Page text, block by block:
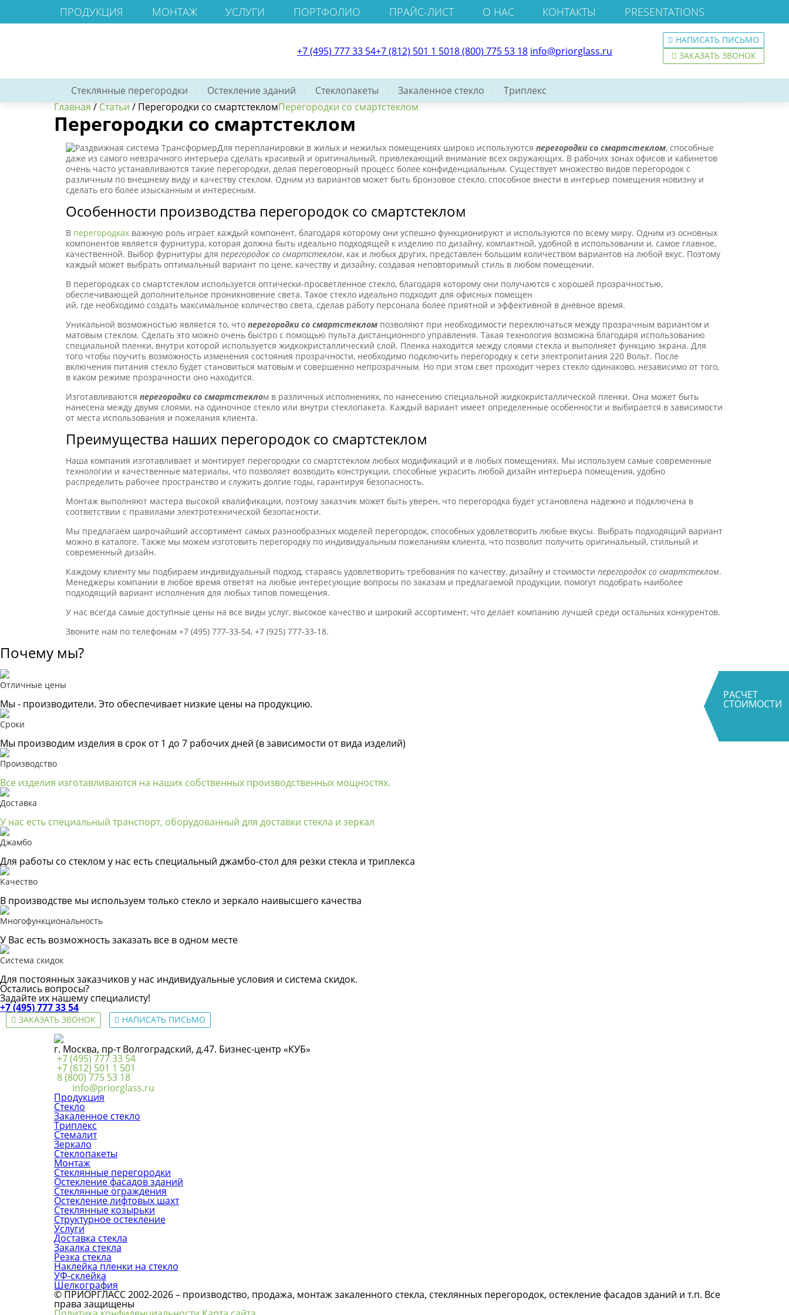
ПРОДУКЦИЯ МОНТАЖ УСЛУГИ ПОРТФОЛИО ПРАЙС-ЛИСТ О НАС КОНТАКТЫ PRESENTATIONS
+7 (495) 777 33 54+7 (812) 501 1 5018 (800) 775 53 18 info@priorglass.ru
НАПИСАТЬ ПИСЬМО
ЗАКАЗАТЬ ЗВОНОК
Стеклянные перегородки Остекление зданий Стеклопакеты Закаленное стекло Триплекс
РАСЧЕТ
СТОИМОСТИ
Главная / Статьи / Перегородки со смартстекломПерегородки со смартстеклом
Перегородки со смартстеклом
Для перепланировки в жилых и нежилых помещениях широко используются перегородки со смартстеклом, способные
даже из самого невзрачного интерьера сделать красивый и оригинальный, привлекающий внимание всех окружающих. В рабочих зонах офисов и кабинетов
очень часто устанавливаются такие перегородки, делая переговорный процесс более конфиденциальным. Существует множество видов перегородок с
различным по внешнему виду и качеству стеклом. Одним из вариантов может быть бронзовое стекло, способное внести в интерьер помещения новизну и
сделать его более изысканным и интересным.
Особенности производства перегородок со смартстеклом
В перегородках важную роль играет каждый компонент, благодаря которому они успешно функционируют и используются по всему миру. Одним из основных
компонентов является фурнитура, которая должна быть идеально подходящей к изделию по дизайну, компактной, удобной в использовании и, самое главное,
качественной. Выбор фурнитуры для перегородок со смартстеклом, как и любых других, представлен большим количеством вариантов на любой вкус. Поэтому
каждый может выбрать оптимальный вариант по цене, качеству и дизайну, создавая неповторимый стиль в любом помещении.
В перегородках со смартстеклом используется оптически-просветленное стекло, благодаря которому они получаются с хорошей прозрачностью,
обеспечивающей дополнительное проникновение света. Такое стекло идеально подходит для офисных помещен
ий, где необходимо создать максимальное количество света, сделав работу персонала более приятной и эффективной в дневное время.
Уникальной возможностью является то, что перегородки со смартстеклом позволяют при необходимости переключаться между прозрачным вариантом и
матовым стеклом. Сделать это можно очень быстро с помощью пульта дистанционного управления. Такая технология возможна благодаря использованию
специальной пленки, внутри которой используется жидкокристаллический слой. Пленка находится между слоями стекла и выполняет функцию экрана. Для
того чтобы поучить возможность изменения состояния прозрачности, необходимо подключить перегородку к сети электропитания 220 Вольт. После
включения питания стекло будет становиться матовым и совершенно непрозрачным. Но при этом свет проходит через стекло одинаково, независимо от того,
в каком режиме прозрачности оно находится.
Изготавливаются перегородки со смартстеклом в различных исполнениях, по нанесению специальной жидкокристаллической пленки. Она может быть
нанесена между двумя слоями, на одиночное стекло или внутри стеклопакета. Каждый вариант имеет определенные особенности и выбирается в зависимости
от места использования и пожелания клиента.
Преимущества наших перегородок со смартстеклом
Наша компания изготавливает и монтирует перегородки со смартстеклом любых модификаций и в любых помещениях. Мы используем самые современные
технологии и качественные материалы, что позволяет возводить конструкции, способные украсить любой дизайн интерьера помещения, удобно
распределить рабочее пространство и служить долгие годы, гарантируя безопасность.
Монтаж выполняют мастера высокой квалификации, поэтому заказчик может быть уверен, что перегородка будет установлена надежно и подключена в
соответствии с правилами электротехнической безопасности.
Мы предлагаем широчайший ассортимент самых разнообразных моделей перегородок, способных удовлетворить любые вкусы. Выбрать подходящий вариант
можно в каталоге. Также мы можем изготовить перегородку по индивидуальным пожеланиям клиента, что позволит получить оригинальный, стильный и
современный дизайн.
Каждому клиенту мы подбираем индивидуальный подход, стараясь удовлетворить требования по качеству, дизайну и стоимости перегородок со смартстеклом.
Менеджеры компании в любое время ответят на любые интересующие вопросы по заказам и предлагаемой продукции, помогут подобрать наиболее
подходящий вариант исполнения для любых типов помещения.
У нас всегда самые доступные цены на все виды услуг, высокое качество и широкий ассортимент, что делает компанию лучшей среди остальных конкурентов.
Звоните нам по телефонам +7 (495) 777-33-54, +7 (925) 777-33-18.
Почему мы?
Отличные цены
Мы - производители. Это обеспечивает низкие цены на продукцию.
Сроки
Мы производим изделия в срок от 1 до 7 рабочих дней (в зависимости от вида изделий)
Производство
Все изделия изготавливаются на наших собственных производственных мощностях.
Доставка
У нас есть специальный транспорт, оборудованный для доставки стекла и зеркал
Джамбо
Для работы со стеклом у нас есть специальный джамбо-стол для резки стекла и триплекса
Качество
В производстве мы используем только стекло и зеркало наивысшего качества
Многофункциональность
У Вас есть возможность заказать все в одном месте
Система скидок
Для постоянных заказчиков у нас индивидуальные условия и система скидок.
Остались вопросы?
Задайте их нашему специалисту!
+7 (495) 777 33 54
ЗАКАЗАТЬ ЗВОНОК НАПИСАТЬ ПИСЬМО
г. Москва, пр-т Волгоградский, д.47. Бизнес-центр «КУБ»
+7 (495) 777 33 54
+7 (812) 501 1 501
8 (800) 775 53 18
info@priorglass.ru
Продукция
Стекло
Закаленное стекло
Триплекс
Стемалит
Зеркало
Стеклопакеты
Монтаж
Стеклянные перегородки
Остекление фасадов зданий
Стеклянные ограждения
Остекление лифтовых шахт
Стеклянные козырьки
Структурное остекление
Услуги
Доставка стекла
Закалка стекла
Резка стекла
Наклейка пленки на стекло
УФ-склейка
Шелкография
© ПРИОРГЛАСС 2002-2026 – производство, продажа, монтаж закаленного стекла, стеклянных перегородок, остекление фасадов зданий и т.п. Все
права защищены